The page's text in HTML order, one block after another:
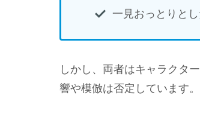
一見おっとりと
しかし、両者はキャラクタ
響や模倣は否定しています。